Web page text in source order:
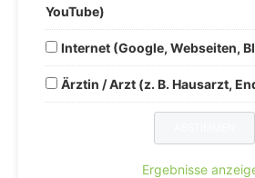
YouTube)
Internet (Google, Webseiten,
Ärztin / Arzt (z. B. Hausarzt,
Ergebnisse